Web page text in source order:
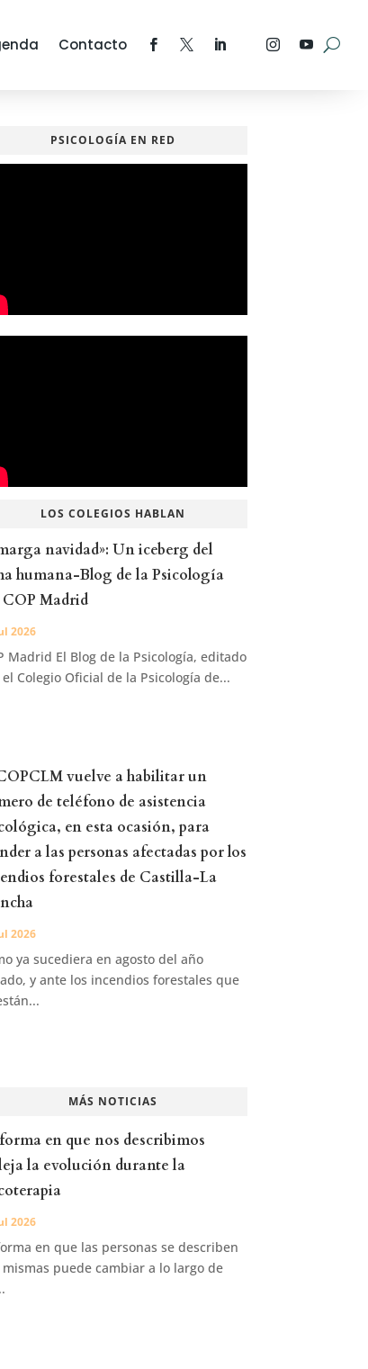
Contacto
PSICOLOGÍA EN RED
LOS COLEGIOS HABLAN
navidad»: Un iceberg del
humana-Blog de la Psicología
COP Madrid
2026
Madrid El Blog de la Psicología, editado
Colegio Oficial de la Psicología de...
vuelve a habilitar un
de teléfono de asistencia
en esta ocasión, para
a las personas afectadas por los
forestales de Castilla-La
2026
ya sucediera en agosto del año
y ante los incendios forestales que
MÁS NOTICIAS
en que nos describimos
la evolución durante la
2026
en que las personas se describen
mismas puede cambiar a lo largo de